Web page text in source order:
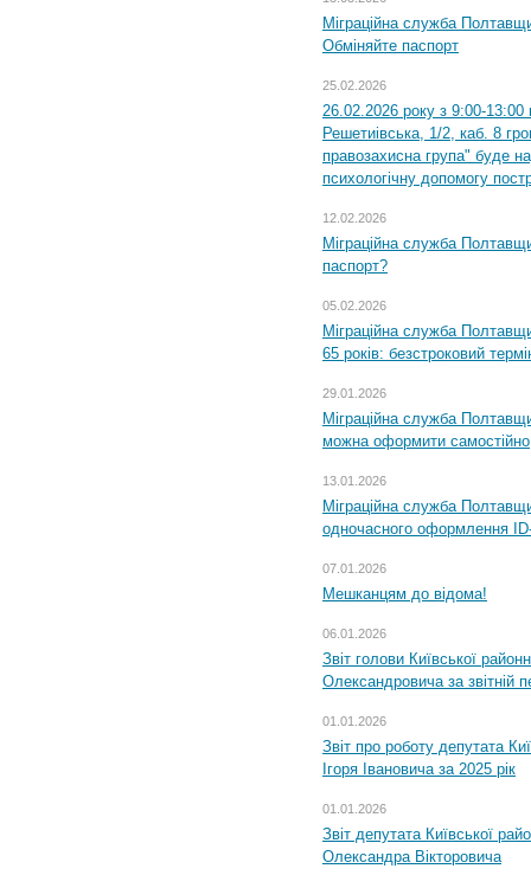
Міграційна служба
Обміняйте паспорт
25.02.2026
26.02.2026 року з 9:00-
Решетиівська, 1/2, каб. 8
правозахисна група" буде
психологічну допомогу
12.02.2026
Міграційна служба
паспорт?
05.02.2026
Міграційна служба
65 років: безстроковий
29.01.2026
Міграційна служба
можна оформити самостійно
13.01.2026
Міграційна служба
одночасного оформлення
07.01.2026
Мешканцям до відома!
06.01.2026
Звіт голови Київської
Олександровича за звітній
01.01.2026
Звіт про роботу депутата
Ігоря Івановича за 2025 рік
01.01.2026
Звіт депутата Київської
Олександра Вікторовича